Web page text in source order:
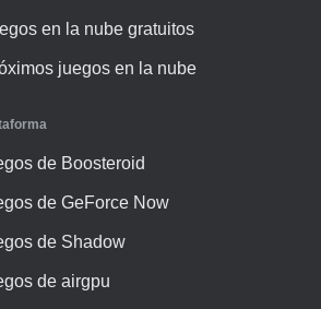
en la nube gratuitos
juegos en la nube
de Boosteroid
de GeForce Now
de Shadow
de airgpu